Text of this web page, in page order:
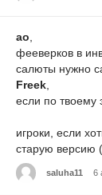
ао
фееверков в
салюты нужно
Freek
если по твоему
игроки, если
старую версию
saluha11 6